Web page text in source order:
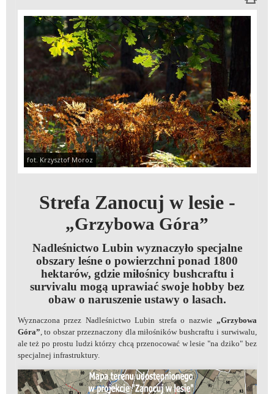
fot. Krzysztof Moroz
Strefa Zanocuj w lesie -
„Grzybowa Góra”
Nadleśnictwo Lubin wyznaczyło specjalne
obszary leśne o powierzchni ponad 1800
hektarów, gdzie miłośnicy bushcraftu i
survivalu mogą uprawiać swoje hobby bez
obaw o naruszenie ustawy o lasach.
Wyznaczona przez Nadleśnictwo Lubin strefa o nazwie „Grzybowa
Góra”, to obszar przeznaczony dla miłośników bushcraftu i surwiwalu,
ale też po prostu ludzi którzy chcą przenocować w lesie "na dziko" bez
specjalnej infrastruktury.